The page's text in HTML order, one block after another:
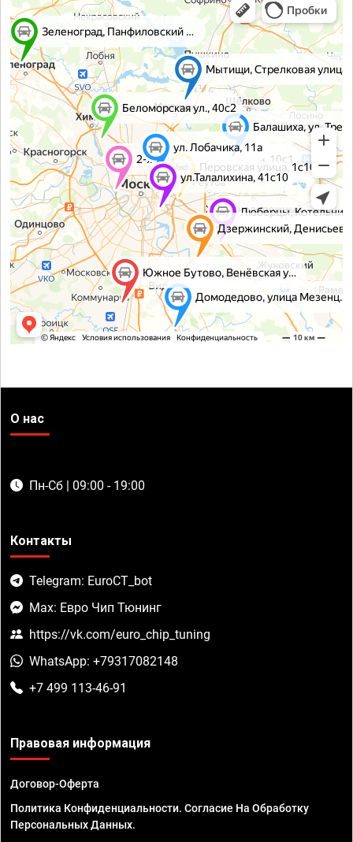
О нас
Пн-Сб | 09:00 - 19:00
Контакты
Telegram: EuroCT_bot
Max: Евро Чип Тюнинг
https://vk.com/euro_chip_tuning
WhatsApp: +79317082148
+7 499 113-46-91
Правовая информация
Договор-Оферта
Политика Конфиденциальности. Согласие На Обработку
Персональных Данных.